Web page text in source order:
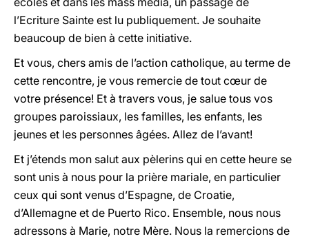
l’Ecriture Sainte est lu publiquement. Je souhaite
beaucoup de bien à cette initiative.
Et vous, chers amis de l’action catholique, au terme de
cette rencontre, je vous remercie de tout cœur de
votre présence! Et à travers vous, je salue tous vos
groupes paroissiaux, les familles, les enfants, les
jeunes et les personnes âgées. Allez de l’avant!
Et j’étends mon salut aux pèlerins qui en cette heure se
sont unis à nous pour la prière mariale, en particulier
ceux qui sont venus d’Espagne, de Croatie,
d’Allemagne et de Puerto Rico. Ensemble, nous nous
adressons à Marie, notre Mère. Nous la remercions de